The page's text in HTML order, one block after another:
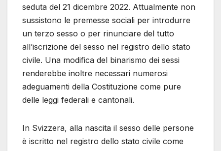
seduta del 21 dicembre 2022. Attualmente non
sussistono le premesse sociali per introdurre
un terzo sesso o per rinunciare del tutto
all’iscrizione del sesso nel registro dello stato
civile. Una modifica del binarismo dei sessi
renderebbe inoltre necessari numerosi
adeguamenti della Costituzione come pure
delle leggi federali e cantonali.
In Svizzera, alla nascita il sesso delle persone
è iscritto nel registro dello stato civile come